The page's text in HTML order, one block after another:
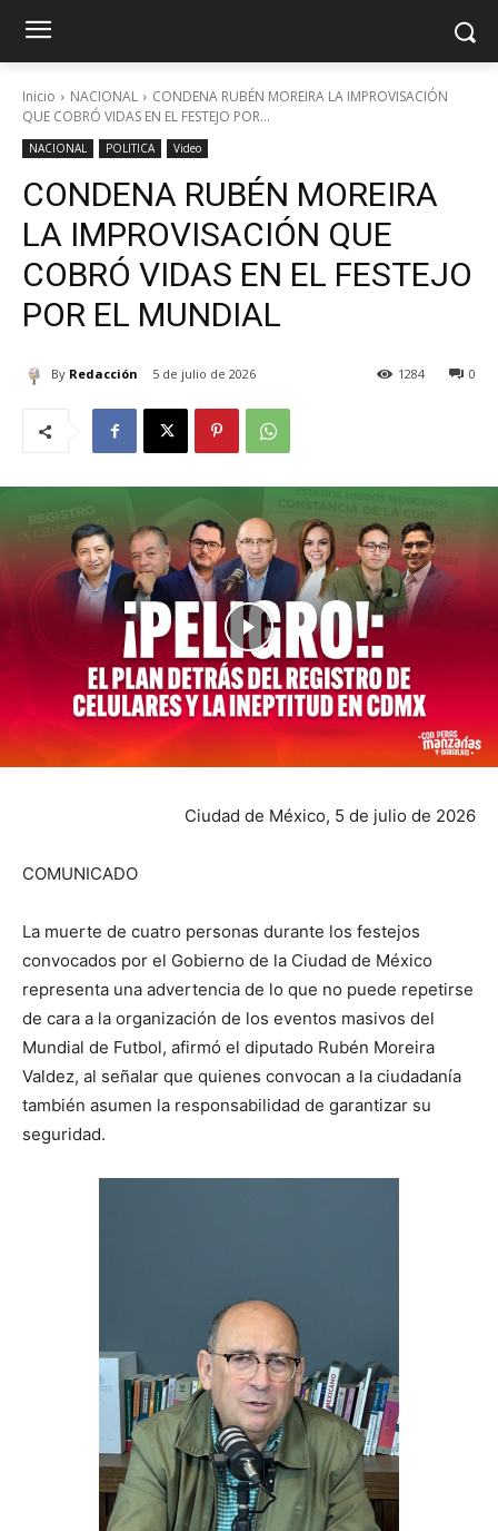
Inicio NACIONAL
CONDENA RUBÉN MOREIRA LA IMPROVISACIÓN
QUE COBRÓ VIDAS EN EL FESTEJO POR...
NACIONAL POLITICA Video
CONDENA RUBÉN MOREIRA
LA IMPROVISACIÓN QUE
COBRÓ VIDAS EN EL FESTEJO
POR EL MUNDIAL
By Redacción 5 de julio de 2026 0
1284
Ciudad de México, 5 de julio de 2026
COMUNICADO
La muerte de cuatro personas durante los festejos
convocados por el Gobierno de la Ciudad de México
representa una advertencia de lo que no puede repetirse
de cara a la organización de los eventos masivos del
Mundial de Futbol, afirmó el diputado Rubén Moreira
Valdez, al señalar que quienes convocan a la ciudadanía
también asumen la responsabilidad de garantizar su
seguridad.